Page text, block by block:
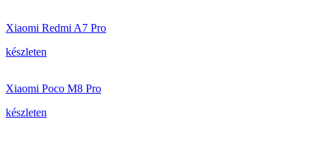
Xiaomi Redmi A7 Pro
készleten
Xiaomi Poco M8 Pro
készleten